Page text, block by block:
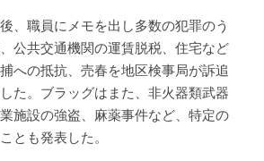
、職員にメモを出し多数の犯罪のう
公共交通機関の運賃脱税、住宅など
への抵抗、売春を地区検事局が訴追
た。ブラッグはまた、非火器類武器
施設の強盗、麻薬事件など、特定の
とも発表した。